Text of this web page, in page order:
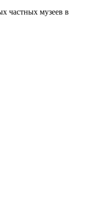
частных музеев в